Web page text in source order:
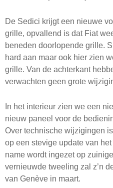
De Sedici krijgt een nieuwe
grille, opvallend is dat Fiat
beneden doorlopende grille.
hard aan maar ook hier zien
grille. Van de achterkant
verwachten geen grote
In het interieur zien we een
nieuw paneel voor de
Over technische wijzigingen
op een stevige update van
name wordt ingezet op
vernieuwde tweeling zal z’n
van Genève in maart.